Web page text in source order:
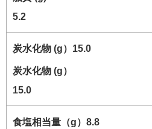
5.2
炭水化物 (g）
15.0